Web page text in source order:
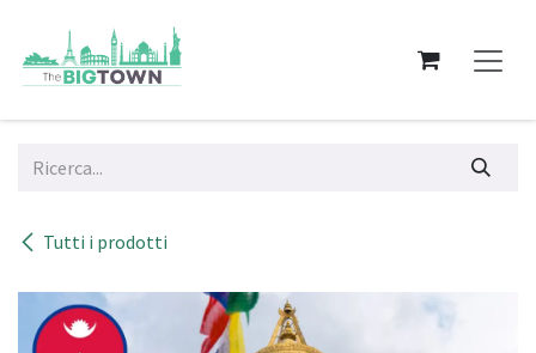
Tutti i prodotti